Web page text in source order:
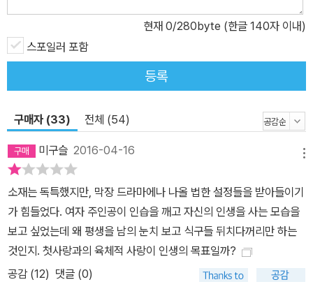
현재 0/280byte (한글 140자 이내)
스포일러 포함
등록
구매자 (33) 전체 (54)
미구슬 2016-04-16
소재는 독특했지만, 막장 드라마에나 나올 법한 설정들을 받아들이기
가 힘들었다. 여자 주인공이 인습을 깨고 자신의 인생을 사는 모습을
보고 싶었는데 왜 평생을 남의 눈치 보고 식구들 뒤치다꺼리만 하는
것인지. 첫사랑과의 육체적 사랑이 인생의 목표일까?
공감 (12) 댓글 (0)